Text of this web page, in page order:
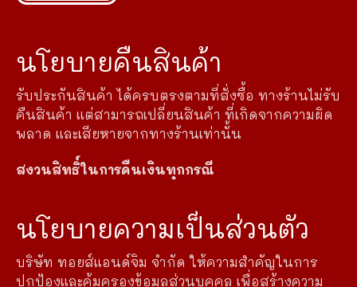
นโยบายคืนสินค้า
รับประกันสินค้า ได้ครบตรงตามที่สั่งซื้อ ทางร้านไม่รับ
คืนสินค้า แต่สามารถเปลี่ยนสินค้า ที่เกิดจากความผิด
พลาด และเสียหายจากทางร้านเท่านั้น
สงวนสิทธิ์ในการคืนเงินทุกกรณี
นโยบายความเป็นส่วนตัว
บริษัท ทอยส์แอนด์จิม จำกัด ให้ความสำคัญในการ
ปกป้องและคุ้มครองข้อมูลส่วนบุคคล เพื่อสร้างความ